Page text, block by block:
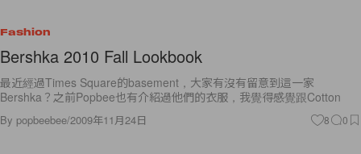
Fashion
Bershka 2010 Fall Lookbook
最近經過Times Square的basement，大家有沒有留意到這一家
Bershka？之前Popbee也有介紹過他們的衣服，我覺得感覺跟Cotton
By popbeebee/2009年11月24日 8 0